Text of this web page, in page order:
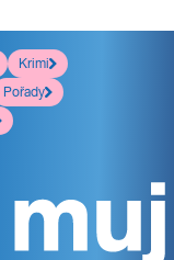
Krimi
Pořady